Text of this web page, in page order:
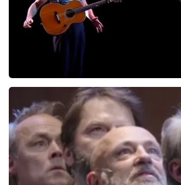
Ashton Brothers
162laatste 30 minuten
BESTEL NU